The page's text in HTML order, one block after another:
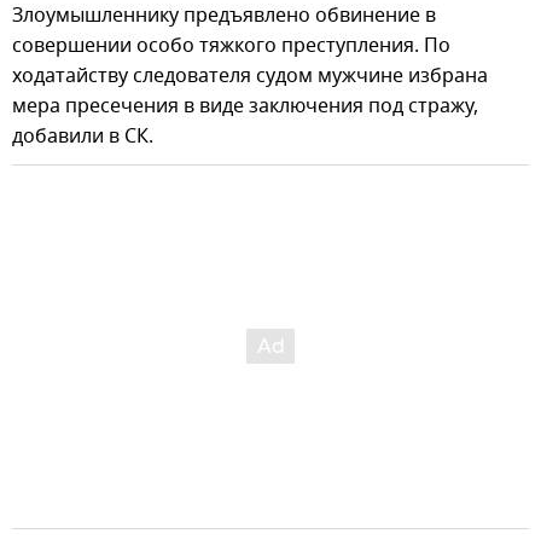
Злоумышленнику предъявлено обвинение в
совершении особо тяжкого преступления. По
ходатайству следователя судом мужчине избрана
мера пресечения в виде заключения под стражу,
добавили в СК.